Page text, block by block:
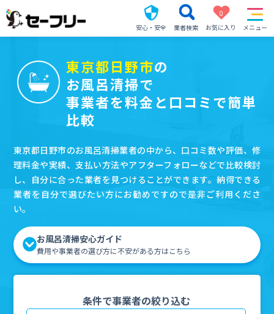
安心・安全 業者検索
0
お気に入り
メニュー
東京都日野市の
お風呂清掃で
事業者を料金と口コミで簡単
比較
東京都日野市のお風呂清掃業者の中から、口コミ数や評価、修
理料金や実績、支払い方法やアフターフォローなどで比較検討
し、自分に合った業者を見つけることができます。納得できる
業者を自分で選びたい方にお勧めですので是非ご利用くださ
い。
お風呂清掃安心ガイド
費用や事業者の選び方に不安がある方はこちら
条件で事業者の絞り込む